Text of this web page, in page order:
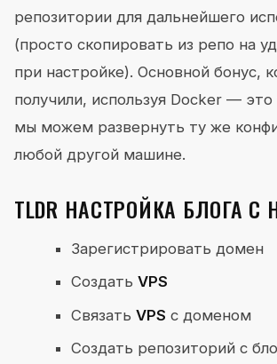
репозитории для дальнейшего
(просто скопировать из репо на
при настройке). Основной бонус,
получили, используя Docker — это
мы можем развернуть ту же
любой другой машине.
TLDR НАСТРОЙКА БЛОГА С
Зарегистрировать домен
Создать VPS
Связать VPS с доменом
Создать репозиторий с